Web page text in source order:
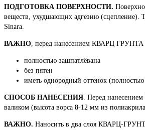
ПОДГОТОВКА ПОВЕРХНОСТИ.
веществ, ухудшающих адгезию (сцепление).
Sinara.
ВАЖНО, перед нанесением КВАРЦ ГРУНТА
полностью зашпатлёвана
без пятен
иметь однородный оттенок
СПОСОБ НАНЕСЕНИЯ. Перед
валиком (высота ворса 8-12 мм из
ВАЖНО. Наносить в два слоя КВАРЦ-ГРУНТ